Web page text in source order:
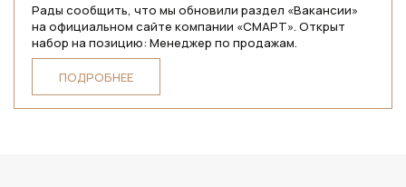
Рады сообщить, что мы обновили раздел «Вакансии»
на официальном сайте компании «СМАРТ». Открыт
набор на позицию: Менеджер по продажам.
ПОДРОБНЕЕ